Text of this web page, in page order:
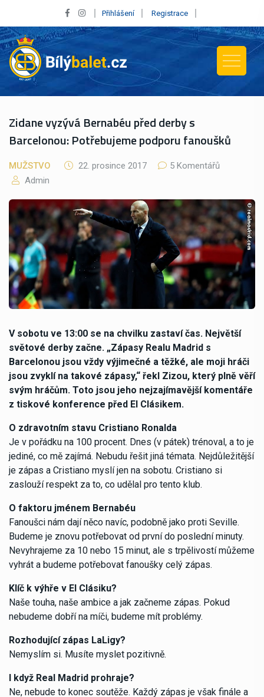
Přihlášení Registrace
Zidane vyzývá Bernabéu před derby s
Barcelonou: Potřebujeme podporu fanoušků
MUŽSTVO 22. prosince 2017
5 Komentářů
Admin
V sobotu ve 13:00 se na chvilku zastaví čas. Největší
světové derby začne. „Zápasy Realu Madrid s
Barcelonou jsou vždy výjimečné a těžké, ale moji hráči
jsou zvyklí na takové zápasy,“ řekl Zizou, který plně věří
svým hráčům. Toto jsou jeho nejzajímavější komentáře
z tiskové konference před El Clásikem.
O zdravotním stavu Cristiano Ronalda
Je v pořádku na 100 procent. Dnes (v pátek) trénoval, a to je
jediné, co mě zajímá. Nebudu řešit jiná témata. Nejdůležitější
je zápas a Cristiano myslí jen na sobotu. Cristiano si
zaslouží respekt za to, co udělal pro tento klub.
O faktoru jménem Bernabéu
Fanoušci nám dají něco navíc, podobně jako proti Seville.
Budeme je znovu potřebovat od první do poslední minuty.
Nevyhrajeme za 10 nebo 15 minut, ale s trpělivostí můžeme
vyhrát a budeme potřebovat fanoušky celý zápas.
Klíč k výhře v El Clásiku?
Naše touha, naše ambice a jak začneme zápas. Pokud
nebudeme dobří na míči, budeme mít problémy.
Rozhodující zápas LaLigy?
Nemyslím si. Musíte myslet pozitivně.
I když Real Madrid prohraje?
Ne, nebude to konec soutěže. Každý zápas je však finále a